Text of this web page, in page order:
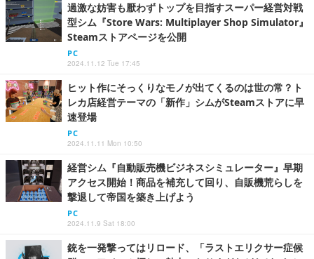
過激な妨害も厭わずトップを目指すスーパー経営対戦
型シム『Store Wars: Multiplayer Shop Simulator』
Steamストアページを公開
PC
2024.11.12 Tue 17:45
ヒット作にそっくりなモノが出てくるのは世の常？ト
レカ店経営テーマの「新作」シムがSteamストアに早
速登場
PC
2024.11.11 Mon 10:50
経営シム『自動販売機ビジネスシミュレーター』早期
アクセス開始！商品を補充して回り、自販機荒らしを
撃退して帝国を築き上げよう
PC
2024.11.9 Sat 18:00
銃を一発撃ってはリロード、「ラストエリクサー症候